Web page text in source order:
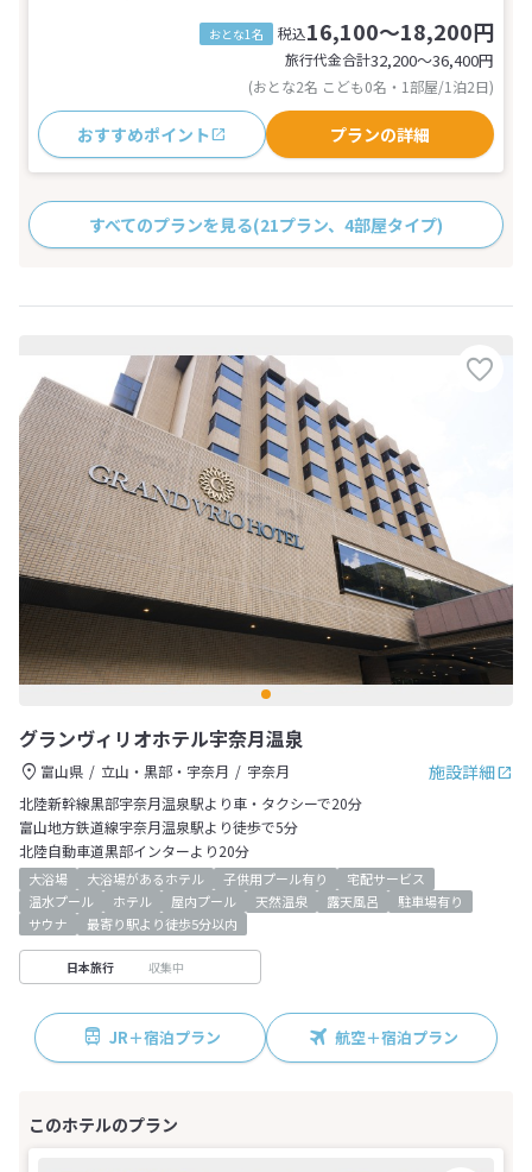
おとな1名 税込16,100～18,200円
旅行代金合計32,200〜36,400円
(おとな2名 こども0名・1部屋/1泊2日)
おすすめポイント プランの詳細
すべてのプランを見る(21プラン、4部屋タイプ)
グランヴィリオホテル宇奈月温泉
施設詳細
富山県 立山・黒部・宇奈月
宇奈月
北陸新幹線黒部宇奈月温泉駅より車・タクシーで20分
富山地方鉄道線宇奈月温泉駅より徒歩で5分
北陸自動車道黒部インターより20分
大浴場 大浴場があるホテル 子供用プール有り
宅配サービス
温水プール
ホテル 屋内プール 天然温泉 露天風呂
駐車場有り
サウナ
最寄り駅より徒歩5分以内
日本旅行 収集中
JR＋宿泊プラン 航空＋宿泊プラン